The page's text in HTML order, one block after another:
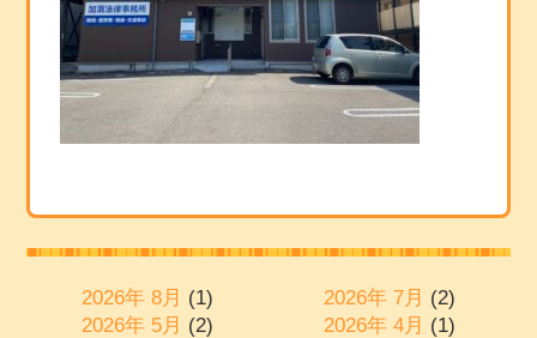
2026年 8月 (1) 2026年 7月 (2)
2026年 5月 (2) 2026年 4月 (1)